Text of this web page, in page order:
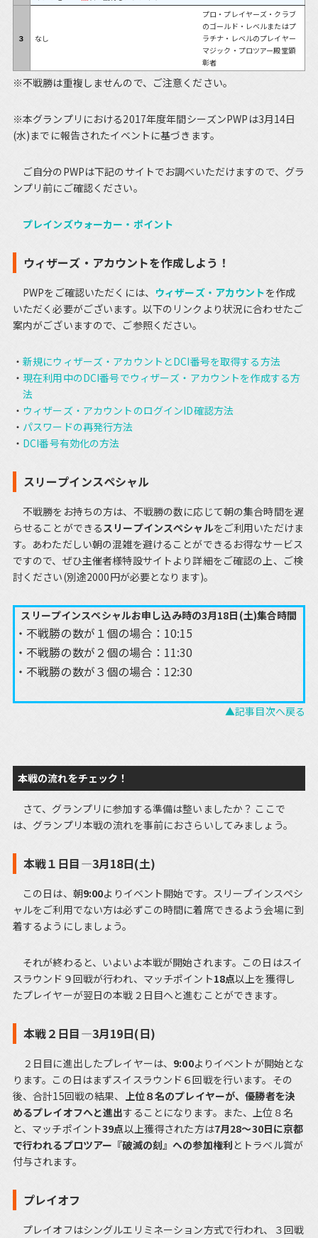
３ なし
プロ・プレイヤーズ・クラブ
のゴールド・レベルまたはプ
ラチナ・レベルのプレイヤー
マジック・プロツアー殿堂顕
彰者
※不戦勝は重複しませんので、ご注意ください。
※本グランプリにおける2017年度年間シーズンPWPは3月14日
(水)までに報告されたイベントに基づきます。
ご自分のPWPは下記のサイトでお調べいただけますので、グラ
ンプリ前にご確認ください。
プレインズウォーカー・ポイント
ウィザーズ・アカウントを作成しよう！
PWPをご確認いただくには、 ウィザーズ・アカウントを作成
いただく必要がございます。以下のリンクより状況に合わせたご
案内がございますので、ご参照ください。
新規にウィザーズ・アカウントとDCI番号を取得する方法
現在利用中のDCI番号でウィザーズ・アカウントを作成する方
法
ウィザーズ・アカウントのログインID確認方法
パスワードの再発行方法
DCI番号有効化の方法
スリープインスペシャル
不戦勝をお持ちの方は、不戦勝の数に応じて朝の集合時間を遅
らせることができるスリープインスペシャルをご利用いただけま
す。あわただしい朝の混雑を避けることができるお得なサービス
ですので、ぜひ主催者様特設サイトより詳細をご確認の上、ご検
討ください(別途2000円が必要となります)。
スリープインスペシャルお申し込み時の3月18日(土)集合時間
不戦勝の数が１個の場合：10:15
不戦勝の数が２個の場合：11:30
不戦勝の数が３個の場合：12:30
▲記事目次へ戻る
本戦の流れをチェック！
さて、グランプリに参加する準備は整いましたか？ ここで
は、グランプリ本戦の流れを事前におさらいしてみましょう。
本戦１日目―3月18日(土)
この日は、朝9:00よりイベント開始です。スリープインスペシ
ャルをご利用でない方は必ずこの時間に着席できるよう会場に到
着するようにしましょう。
それが終わると、いよいよ本戦が開始されます。この日はスイ
スラウンド９回戦が行われ、マッチポイント18点以上を獲得し
たプレイヤーが翌日の本戦２日目へと進むことができます。
本戦２日目―3月19日(日)
２日目に進出したプレイヤーは、 9:00よりイベントが開始とな
ります。この日はまずスイスラウンド６回戦を行います。その
後、合計15回戦の結果、 上位８名のプレイヤーが、優勝者を決
めるプレイオフへと進出することになります。また、上位８名
と、マッチポイント39点以上獲得された方は7月28～30日に京都
で行われるプロツアー『破滅の刻』への参加権利とトラベル賞が
付与されます。
プレイオフ
プレイオフはシングルエリミネーション方式で行われ、３回戦